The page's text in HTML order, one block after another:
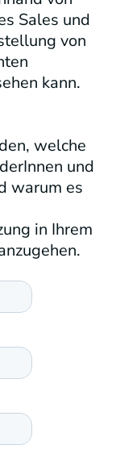
Sales und
von
kann.
welche
und
warum es
in Ihrem